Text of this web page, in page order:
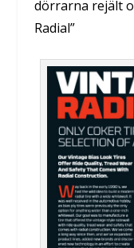
dörrarna rejält
Radial”